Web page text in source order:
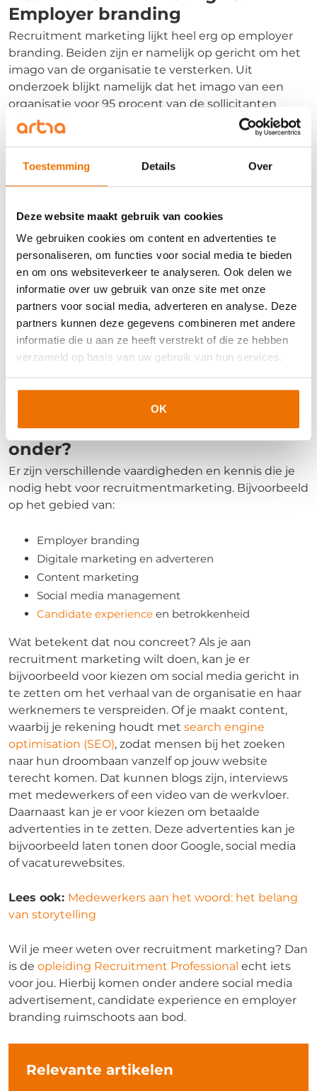
Toestemming Details Over
Deze website maakt gebruik van cookies
We gebruiken cookies om content en advertenties te
personaliseren, om functies voor social media te bieden
en om ons websiteverkeer te analyseren. Ook delen we
informatie over uw gebruik van onze site met onze
partners voor social media, adverteren en analyse. Deze
partners kunnen deze gegevens combineren met andere
informatie die u aan ze heeft verstrekt of die ze hebben
verzameld op basis van uw gebruik van hun services.
OK
Employer branding
Recruitment marketing lijkt heel erg op employer
branding. Beiden zijn er namelijk op gericht om het
imago van de organisatie te versterken. Uit
onderzoek blijkt namelijk dat het imago van een
organisatie voor 95 procent van de sollicitanten
belangrijk is bij het zoeken naar een nieuwe baan,
met name onder de jongste werknemers.
Omdat ze zo veel overeenkomsten hebben zien
sommigen employer branding als een onderdeel
dat de resultaten van recruitment marketing
meetbaar zijn. Je kan immers zien hoeveel mensen
je bereikt en wat de conversie is van je
marketingactiviteiten bij sollicitanten. Bij employer
branding gaat het meer over deindrukdie iemand
heeft van de organisatie. Dat kan je veel moeilijker
meten of in cijfers uitdrukken. Daarnaast zet je
recruitment marketing vooral in om nieuw talent te
trekken, terwijl een ander belangrijk doel van
employer branding is om je huidige medewerkers te
behouden en betrekken.
Welke activiteiten vallen hier
onder?
Er zijn verschillende vaardigheden en kennis die je
nodig hebt voor recruitmentmarketing. Bijvoorbeeld
op het gebied van:
Employer branding
Digitale marketing en adverteren
Content marketing
Social media management
Candidate experience en betrokkenheid
Wat betekent dat nou concreet? Als je aan
recruitment marketing wilt doen, kan je er
bijvoorbeeld voor kiezen om social media gericht in
te zetten om het verhaal van de organisatie en haar
werknemers te verspreiden. Of je maakt content,
waarbij je rekening houdt met search engine
optimisation (SEO), zodat mensen bij het zoeken
naar hun droombaan vanzelf op jouw website
terecht komen. Dat kunnen blogs zijn, interviews
met medewerkers of een video van de werkvloer.
Daarnaast kan je er voor kiezen om betaalde
advertenties in te zetten. Deze advertenties kan je
bijvoorbeeld laten tonen door Google, social media
of vacaturewebsites.
Lees ook: Medewerkers aan het woord: het belang
van storytelling
Wil je meer weten over recruitment marketing? Dan
is de opleiding Recruitment Professional echt iets
voor jou. Hierbij komen onder andere social media
advertisement, candidate experience en employer
branding ruimschoots aan bod.
Relevante artikelen